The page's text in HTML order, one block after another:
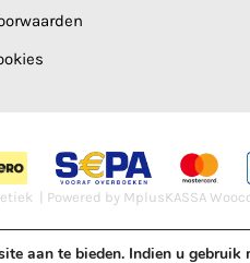
| Powered by MplusKASSA
aan te bieden. Indien u